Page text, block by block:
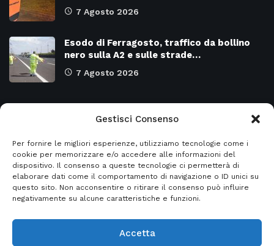
Gestisci Consenso
Per fornire le migliori esperienze, utilizziamo tecnologie come i
cookie per memorizzare e/o accedere alle informazioni del
dispositivo. Il consenso a queste tecnologie ci permetterà di
elaborare dati come il comportamento di navigazione o ID unici su
questo sito. Non acconsentire o ritirare il consenso può influire
negativamente su alcune caratteristiche e funzioni.
Accetta
7 Agosto 2026
Esodo di Ferragosto, traffico da bollino
nero sulla A2 e sulle strade…
7 Agosto 2026
Attualità 8973
Cronaca 6478
Primo piano 5954
SALERNO e Provincia 4129
Regione CAMPANIA
Regione BASILICATA